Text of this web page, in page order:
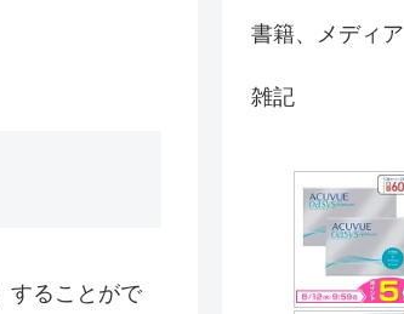
することがで
書籍、メディア
雑記